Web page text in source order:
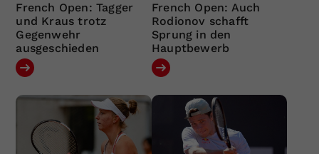
French Open: Tagger
und Kraus trotz
Gegenwehr
ausgeschieden
French Open: Auch
Rodionov schafft
Sprung in den
Hauptbewerb